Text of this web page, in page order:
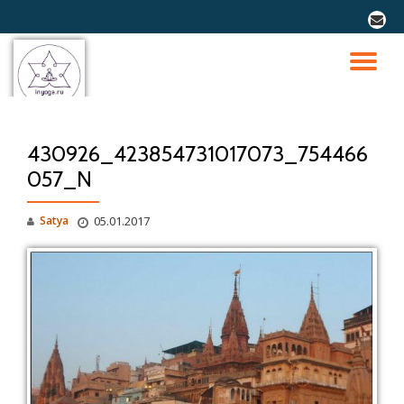
Перейти
содержимому
fa-
430926_423854731017073_754466
057_N
Satya 05.01.2017